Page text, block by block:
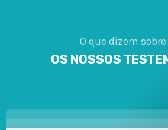
O que dizem
OS NOSSOS